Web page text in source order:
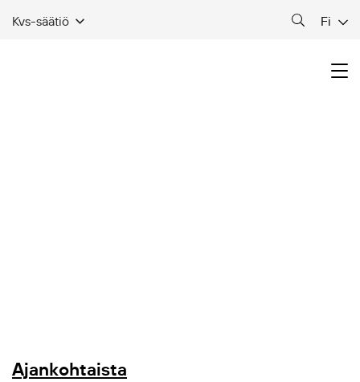
Kvs-säätiö Fi
Ajankohtaista